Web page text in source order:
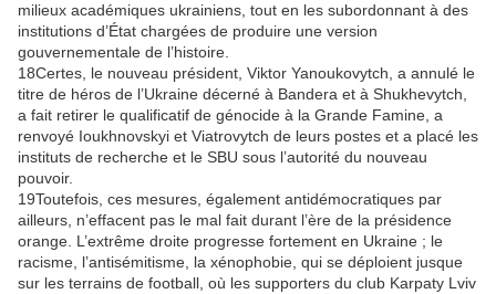
milieux académiques ukrainiens, tout en les subordonnant à des
institutions d’État chargées de produire une version
gouvernementale de l’histoire.
18Certes, le nouveau président, Viktor Yanoukovytch, a annulé le
titre de héros de l’Ukraine décerné à Bandera et à Shukhevytch,
a fait retirer le qualificatif de génocide à la Grande Famine, a
renvoyé Ioukhnovskyi et Viatrovytch de leurs postes et a placé les
instituts de recherche et le SBU sous l’autorité du nouveau
pouvoir.
19Toutefois, ces mesures, également antidémocratiques par
ailleurs, n’effacent pas le mal fait durant l’ère de la présidence
orange. L’extrême droite progresse fortement en Ukraine ; le
racisme, l’antisémitisme, la xénophobie, qui se déploient jusque
sur les terrains de football, où les supporters du club Karpaty Lviv